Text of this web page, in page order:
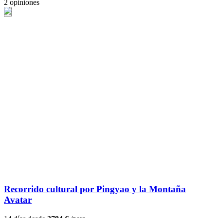
2 opiniones
Recorrido cultural por Pingyao y la Montaña
Avatar